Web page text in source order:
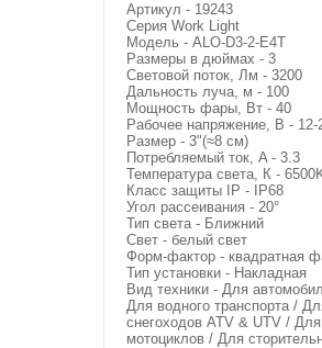
Артикул - 19243
Серия Work Light
Модель - ALO-D3-2-E4T
Размеры в дюймах - 3
Световой поток, Лм - 3200
Дальность луча, м - 100
Мощность фары, Вт - 40
Рабочее напряжение, В - 12-
Размер - 3"(≈8 см)
Потребляемый ток, A - 3.3
Температура света, К -
Класс защиты IP - IP68
Угол рассеивания - 20°
Тип света - Ближний
Свет - белый свет
Форм-фактор - квадратная
Тип установки - Накладная
Вид техники - Для
Для водного транспорта /
снегоходов ATV & UTV / Для
мотоциклов / Для